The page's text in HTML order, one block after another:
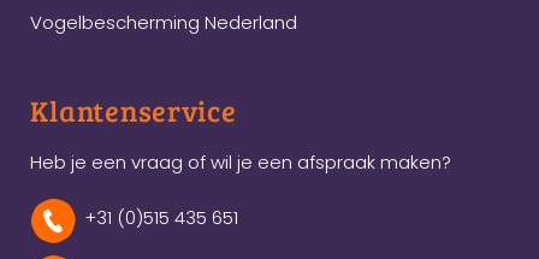
Vogelbescherming Nederland
Klantenservice
Heb je een vraag of wil je een afspraak maken?
+31 (0)515 435 651